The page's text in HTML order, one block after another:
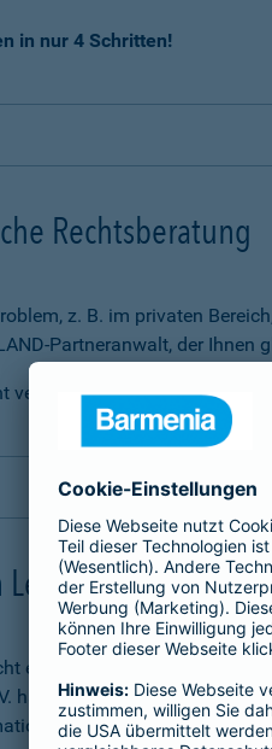
in nur 4 Schritten!
Rechtsberatung
z. B. im privaten
Partneranwalt, der Ihnen
Rechtsfragen.
Sprache
einfach zu verstehen. Der
hat
Informationen in
finden Sie hier.